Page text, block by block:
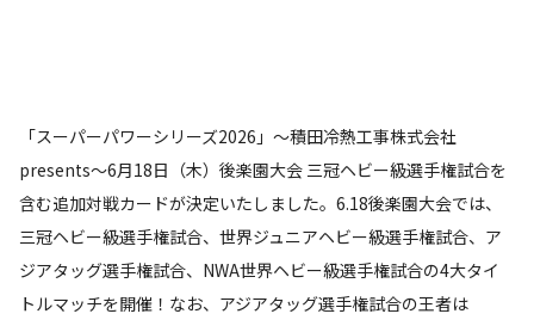
「スーパーパワーシリーズ2026」～積田冷熱工事株式会社
presents～6月18日（木）後楽園大会 三冠ヘビー級選手権試合を
含む追加対戦カードが決定いたしました。6.18後楽園大会では、
三冠ヘビー級選手権試合、世界ジュニアヘビー級選手権試合、ア
ジアタッグ選手権試合、NWA世界ヘビー級選手権試合の4大タイ
トルマッチを開催！なお、アジアタッグ選手権試合の王者は